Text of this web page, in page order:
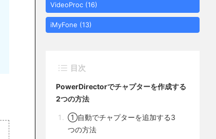
VideoProc (16)
iMyFone (13)
目次
PowerDirectorでチャプターを作成する
2つの方法
①自動でチャプターを追加する3
つの方法